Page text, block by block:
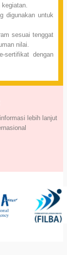
kegiatan.
digunakan untuk
sesuai tenggat
nilai.
sertifikat dengan
lebih lanjut